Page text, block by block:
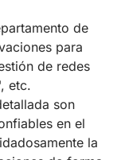
de
para
de redes
etc.
son
en el
la